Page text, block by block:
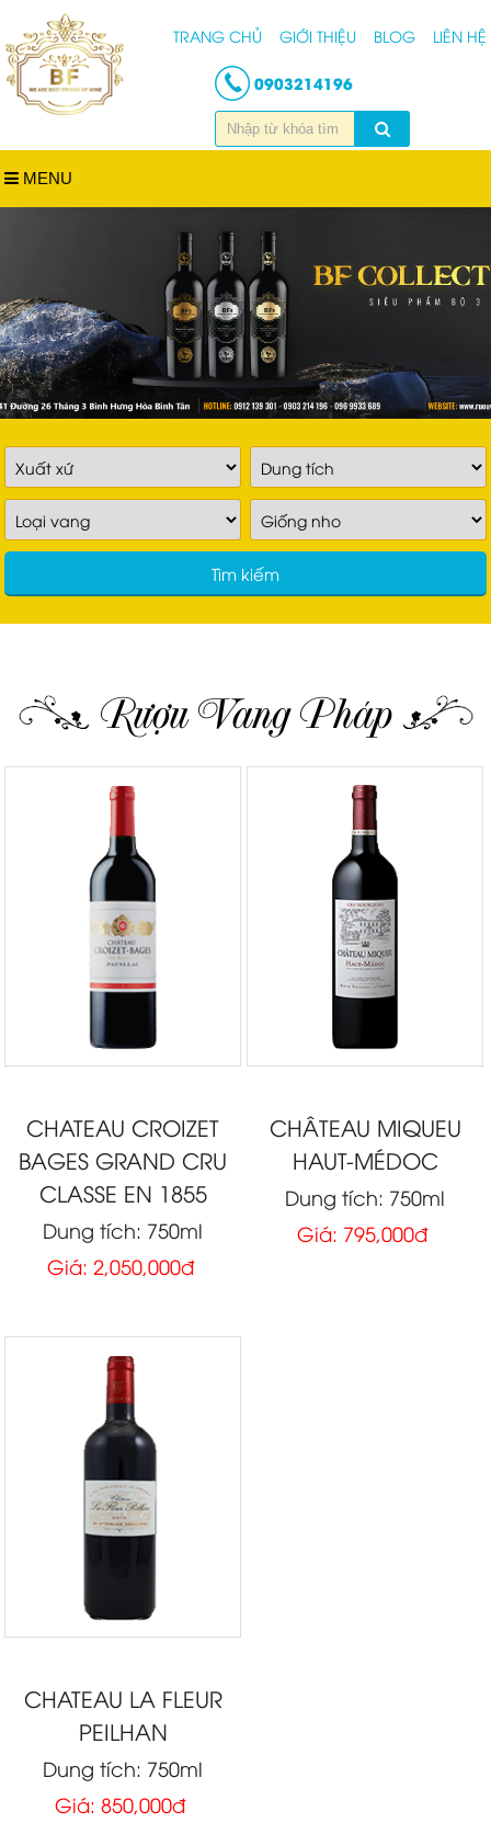
TRANG CHỦ GIỚI THIỆU BLOG LIÊN HỆ
0903214196
MENU
Tìm kiếm
Rượu Vang Pháp
CHATEAU CROIZET
BAGES GRAND CRU
CLASSE EN 1855
Dung tích: 750ml
Giá: 2,050,000đ
CHÂTEAU MIQUEU
HAUT-MÉDOC
Dung tích: 750ml
Giá: 795,000đ
CHATEAU LA FLEUR
PEILHAN
Dung tích: 750ml
Giá: 850,000đ